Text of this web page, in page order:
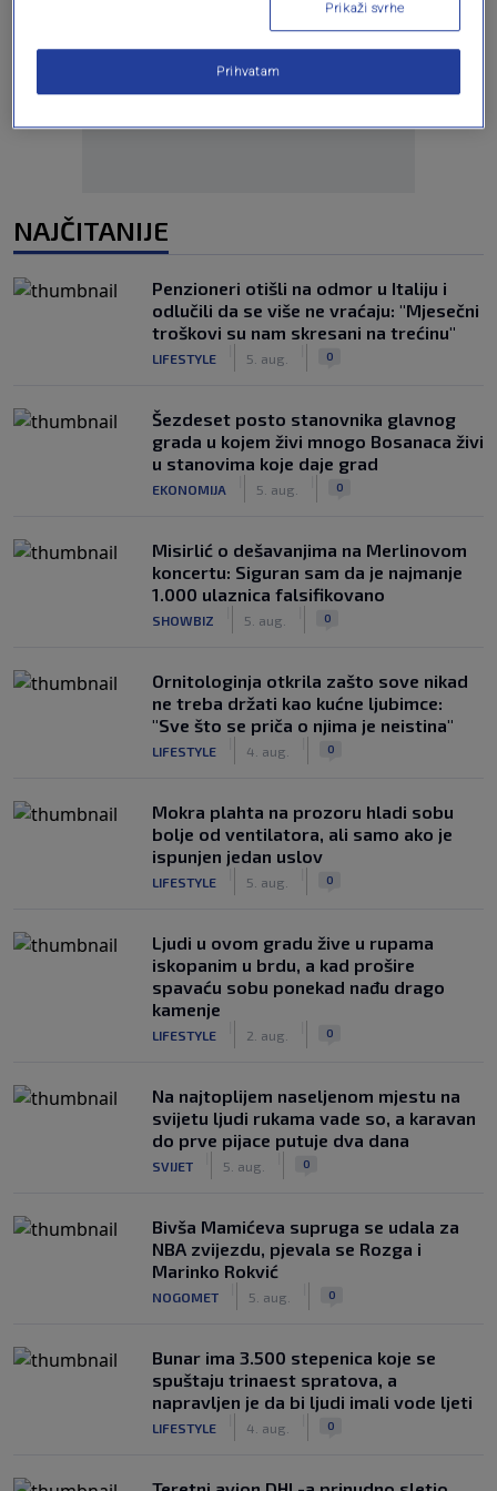
Oglas
NAJČITANIJE
Penzioneri otišli na odmor u Italiju i
odlučili da se više ne vraćaju: "Mjesečni
troškovi su nam skresani na trećinu"
LIFESTYLE 5. aug. 0
Šezdeset posto stanovnika glavnog
grada u kojem živi mnogo Bosanaca živi
u stanovima koje daje grad
EKONOMIJA 5. aug. 0
Misirlić o dešavanjima na Merlinovom
koncertu: Siguran sam da je najmanje
1.000 ulaznica falsifikovano
SHOWBIZ 5. aug. 0
Ornitologinja otkrila zašto sove nikad
ne treba držati kao kućne ljubimce:
"Sve što se priča o njima je neistina"
LIFESTYLE 4. aug. 0
Mokra plahta na prozoru hladi sobu
bolje od ventilatora, ali samo ako je
ispunjen jedan uslov
LIFESTYLE 5. aug. 0
Ljudi u ovom gradu žive u rupama
iskopanim u brdu, a kad prošire
spavaću sobu ponekad nađu drago
kamenje
LIFESTYLE 2. aug. 0
Na najtoplijem naseljenom mjestu na
svijetu ljudi rukama vade so, a karavan
do prve pijace putuje dva dana
SVIJET 5. aug. 0
Bivša Mamićeva supruga se udala za
NBA zvijezdu, pjevala se Rozga i
Marinko Rokvić
NOGOMET 5. aug. 0
Bunar imа 3.500 stepenica koje se
spuštaju trinaest spratova, a
napravljen je da bi ljudi imali vode ljeti
LIFESTYLE 4. aug. 0
Prikaži svrhe
Prihvatam